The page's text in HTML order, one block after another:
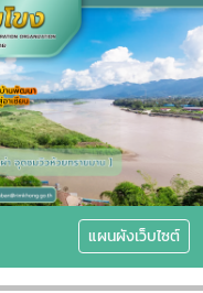
แผนผังเว็บไซต์